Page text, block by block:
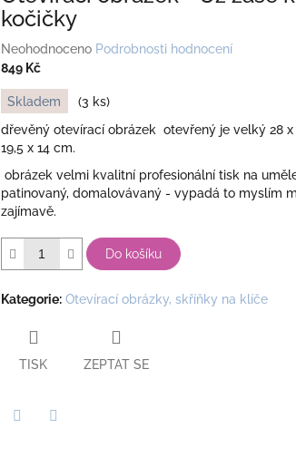
kočičky
Průměrné
hodnocení
je
0,0
z
5
hvězdiček.
Neohodnoceno Podrobnosti hodnocení
849 Kč
Měrná
cena:
Skladem
(3 ks)
dřevěný otevírací obrázek otevřený je velký 28 x
19,5 x 14 cm.
obrázek velmi kvalitní profesionální tisk na
patinovaný, domalovávaný - vypadá to myslím
zajímavě.
Do košíku
Kategorie: Otevírací obrázky, skříňky na klíče
TISK ZEPTAT SE